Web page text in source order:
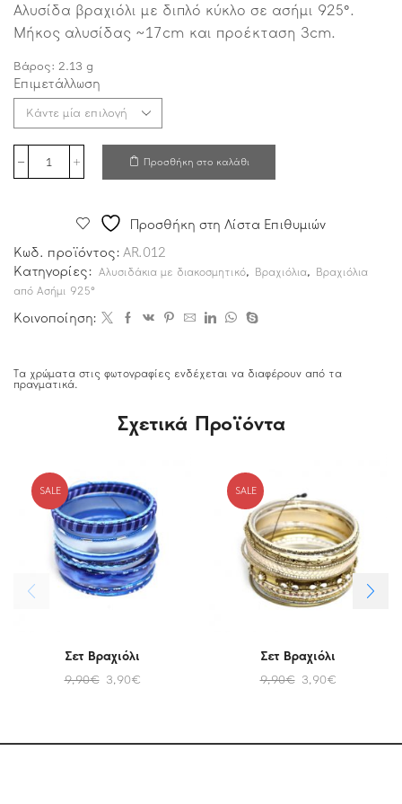
Αλυσίδα βραχιόλι με διπλό κύκλο σε ασήμι 925°.
Μήκος αλυσίδας ~17cm και προέκταση 3cm.
Βάρος: 2.13 g
Επιμετάλλωση
Προσθήκη στο καλάθι
Προσθήκη στη Λίστα Επιθυμιών
Κωδ. προϊόντος: AR.012
Κατηγορίες: Αλυσιδάκια με διακοσμητικό, Βραχιόλια, Βραχιόλια
από Ασήμι 925°
Κοινοποίηση:
Τα χρώματα στις φωτογραφίες ενδέχεται να διαφέρουν από τα
πραγματικά.
Σχετικά Προϊόντα
SALE
Σετ Βραχιόλι
9,90€ 3,90€
SALE
Σετ Βραχιόλι
9,90€ 3,90€